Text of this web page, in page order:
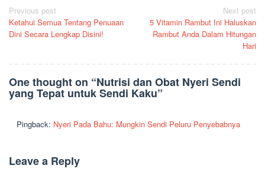
Post
navigation
Previous post
Ketahui Semua Tentang Penuaan
Dini Secara Lengkap Disini!
Next post
5 Vitamin Rambut Ini Haluskan
Rambut Anda Dalam Hitungan
Hari
One thought on “Nutrisi dan Obat Nyeri Sendi
yang Tepat untuk Sendi Kaku”
Pingback: Nyeri Pada Bahu: Mungkin Sendi Peluru Penyebabnya
Leave a Reply